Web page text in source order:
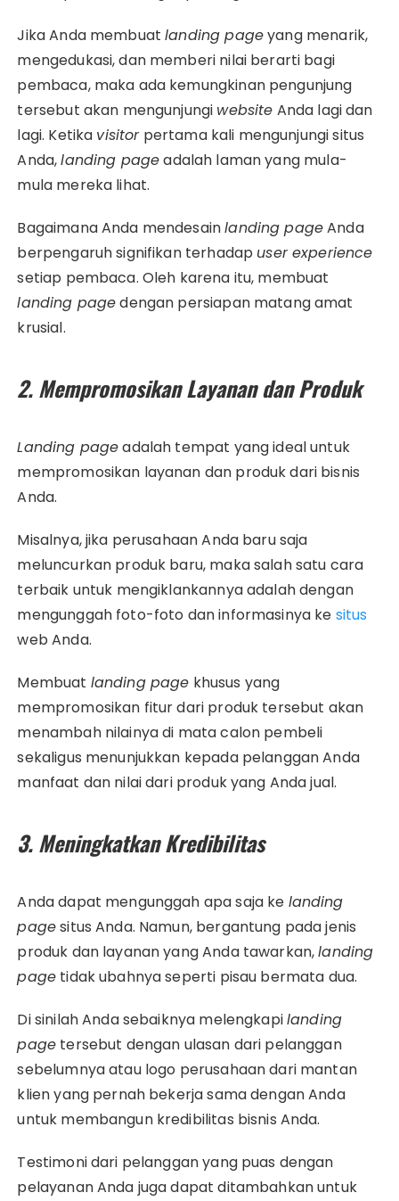
Jika Anda membuatlanding pageyang menarik,
mengedukasi, dan memberi nilai berarti bagi
pembaca, maka ada kemungkinan pengunjung
tersebut akan mengunjungi website Anda lagi dan
lagi. Ketika visitorpertama kali mengunjungi situs
Anda,landing pageadalah laman yang mula-
mula mereka lihat.
Bagaimana Anda mendesainlanding pageAnda
berpengaruh signifikan terhadap user experience
setiap pembaca. Oleh karena itu, membuat
landing pagedengan persiapan matang amat
krusial.
2. Mempromosikan Layanan dan Produk
Landing pageadalah tempat yang ideal untuk
mempromosikan layanan dan produk dari bisnis
Anda.
Misalnya, jika perusahaan Anda baru saja
meluncurkan produk baru, maka salah satu cara
terbaik untuk mengiklankannya adalah dengan
mengunggah foto-foto dan informasinya ke situs
web Anda.
Membuat landing page khusus yang
mempromosikan fitur dari produk tersebut akan
menambah nilainya di mata calon pembeli
sekaligus menunjukkan kepada pelanggan Anda
manfaat dan nilai dari produk yang Anda jual.
3. Meningkatkan Kredibilitas
Anda dapat mengunggah apa saja ke landing
pagesitus Anda. Namun, bergantung pada jenis
produk dan layanan yang Anda tawarkan,landing
page tidak ubahnya seperti pisau bermata dua.
Di sinilah Anda sebaiknya melengkapilanding
page tersebut dengan ulasan dari pelanggan
sebelumnya atau logo perusahaan dari mantan
klien yang pernah bekerja sama dengan Anda
untuk membangun kredibilitas bisnis Anda.
Testimoni dari pelanggan yang puas dengan
pelayanan Anda juga dapat ditambahkan untuk